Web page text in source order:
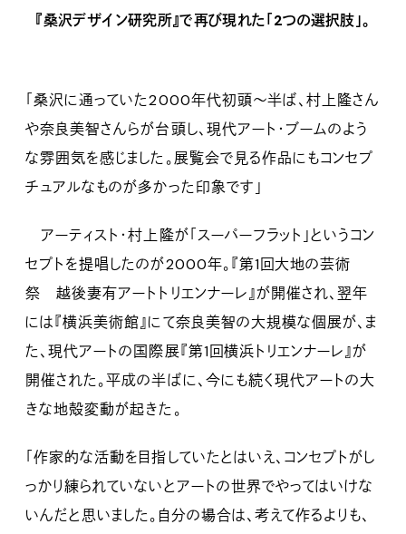
『桑沢デザイン研究所』で再び現れた「2つの選択肢」。
「桑沢に通っていた2000年代初頭〜半ば、村上隆さん
や奈良美智さんらが台頭し、現代アート・ブームのよう
な雰囲気を感じました。展覧会で見る作品にもコンセプ
チュアルなものが多かった印象です」
アーティスト・村上隆が「スーパーフラット」というコン
セプトを提唱したのが2000年。『第1回大地の芸術
祭 越後妻有アートトリエンナーレ』が開催され、翌年
には『横浜美術館』にて奈良美智の大規模な個展が、ま
た、現代アートの国際展『第1回横浜トリエンナーレ』が
開催された。平成の半ばに、今にも続く現代アートの大
きな地殻変動が起きた。
「作家的な活動を目指していたとはいえ、コンセプトがし
っかり練られていないとアートの世界でやってはいけな
いんだと思いました。自分の場合は、考えて作るよりも、